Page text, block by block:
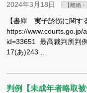
2024年3月18日 【離婚
【書庫 実子誘拐に関す
https://www.courts.go.jp/
id=33651 最高裁判所判
17(あ)243 …
判例【未成年者略取